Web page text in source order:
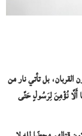
القربان، بل تأتي نار من
أَلَّا نُؤْمِنَ لِرَسُولٍ حَتَّى